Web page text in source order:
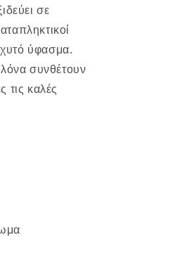
σε
ύφασμα.
συνθέτουν
τις καλές